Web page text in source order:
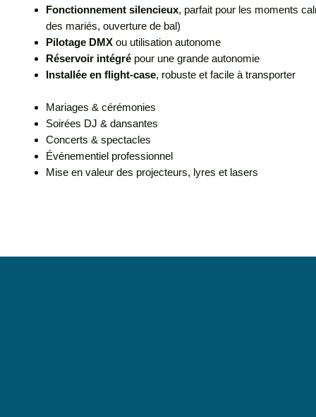
Fonctionnement silencieux, parfait pour les moments
des mariés, ouverture de bal)
Pilotage DMX ou utilisation autonome
Réservoir intégré pour une grande autonomie
Installée en flight-case, robuste et facile à transporter
Mariages & cérémonies
Soirées DJ & dansantes
Concerts & spectacles
Événementiel professionnel
Mise en valeur des projecteurs, lyres et lasers